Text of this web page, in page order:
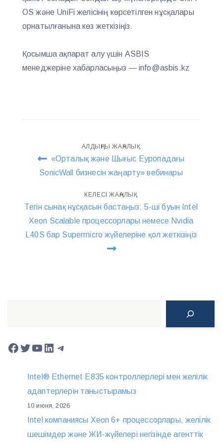
OS және UniFi желісінің көрсетілген нұсқалары
орнатылғанына көз жеткізіңіз.
Қосымша ақпарат алу үшін ASBIS
менеджеріне хабарласыңыз — info@asbis.kz
НавигацияАЛДЫҢҒЫ ЖАҢАЛЫҚ
«Орталық және Шығыс Еуропадағы
SonicWall бизнесін жаңарту» вебинары
КЕЛЕСІ ЖАҢАЛЫҚ
Тегін сынақ нұсқасын бастаңыз: 5-ші буын Intel
Xeon Scalable процессорлары немесе Nvidia
L40S бар Supermicro жүйелеріне қол жеткізіңіз
Facebook
Twitter
YouTube
LinkedIn
Telegram
Intel® Ethernet E835 контроллерлері мен желілік
адаптерлерін таныстырамыз
10 июня, 2026
Intel компаниясы Xeon 6+ процессорлары, желілік
шешімдер және ЖИ-жүйелері негізінде агенттік